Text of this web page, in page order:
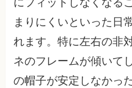
にフィットしなくなる
まりにくいといった日
れます。特に左右の非
ネのフレームが傾いて
の帽子が安定しなかっ